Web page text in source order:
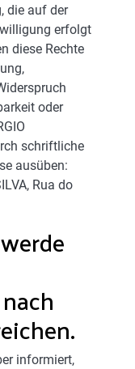
die auf der
erfolgt
diese Rechte
oder
schriftliche
ausüben:
Rua do
informiert,